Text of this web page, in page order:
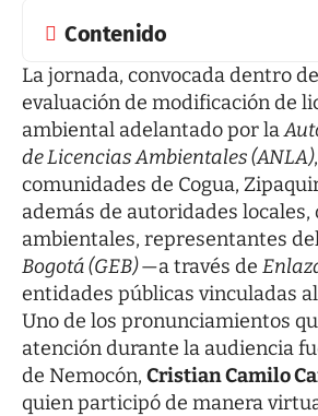
Contenido
La jornada, convocada dentro
evaluación de modificación de
ambiental adelantado por la
de Licencias Ambientales (ANLA)
comunidades de Cogua,
además de autoridades locales,
ambientales, representantes
Bogotá (GEB)—a través de
entidades públicas vinculadas
Uno de los pronunciamientos
atención durante la audiencia
de Nemocón, Cristian Camilo
quien participó de manera